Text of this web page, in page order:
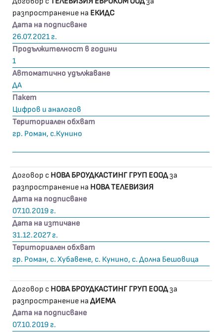
разпространение на ЕКИДС
Дата на подписване
26.07.2021 г.
Продължителност в години
1
Автоматично удължаване
ДА
Пакет
Цифров и аналогов
Териториален обхват
гр. Роман, с.Кунино
Договор с НОВА БРОУДКАСТИНГ ГРУП ЕООДза
разпространение на НОВА ТЕЛЕВИЗИЯ
Дата на подписване
07.10.2019 г.
Дата на изтичане
31.12.2027 г.
Териториален обхват
гр. Роман, с. Хубавене, с. Кунино, с. Долна Бешовица
Договор с НОВА БРОУДКАСТИНГ ГРУП ЕООДза
разпространение на ДИЕМА
Дата на подписване
07.10.2019 г.